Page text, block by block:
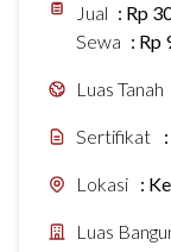
Jual : Rp
Sewa : Rp
Luas Tanah
Sertifikat :
Lokasi :
Luas